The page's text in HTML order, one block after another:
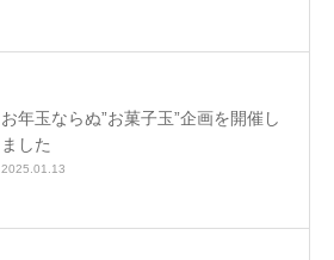
お年玉ならぬ”お菓子玉”企画を開催し
ました
2025.01.13